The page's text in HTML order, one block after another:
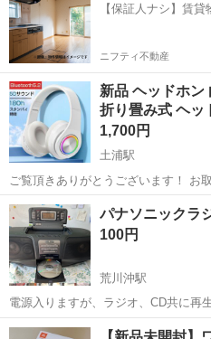
【保証人ナシ】賃貸
ニフティ不動産
新品 ヘッドホ
折り畳み式 ヘ
1,700円
土浦駅
ご覧頂きありがとうございます！ お
センター ②土浦イオン どちらかでお
の方は最初に①か②を 選んで教えて
取引は 行いませ...
茨城 土浦市 土浦駅 オー
パナソニックラ
100円
荒川沖駅
電源入りますが、ラジオ、CD共に再
りません。 直せる方など如何でしょ
茨城 稲敷郡 荒川沖駅 オ